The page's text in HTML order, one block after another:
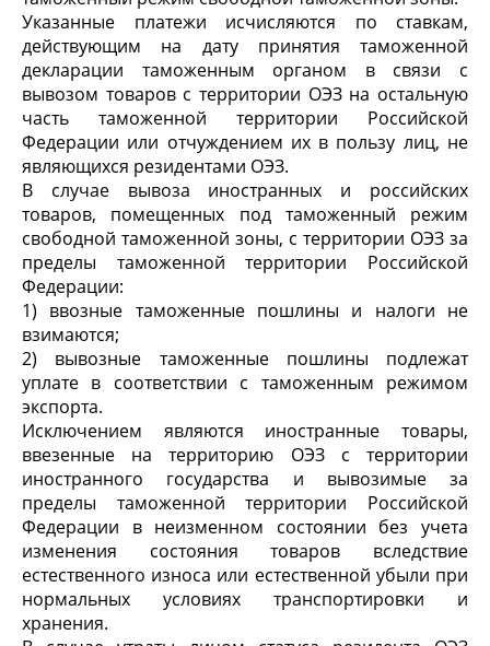
Указанные платежи исчисляются по ставкам,
действующим на дату принятия таможенной
декларации таможенным органом в связи с
вывозом товаров с территории ОЭЗ на остальную
часть таможенной территории Российской
Федерации или отчуждением их в пользу лиц, не
являющихся резидентами ОЭЗ.
В случае вывоза иностранных и российских
товаров, помещенных под таможенный режим
свободной таможенной зоны, с территории ОЭЗ за
пределы таможенной территории Российской
Федерации:
1) ввозные таможенные пошлины и налоги не
взимаются;
2) вывозные таможенные пошлины подлежат
уплате в соответствии с таможенным режимом
экспорта.
Исключением являются иностранные товары,
ввезенные на территорию ОЭЗ с территории
иностранного государства и вывозимые за
пределы таможенной территории Российской
Федерации в неизменном состоянии без учета
изменения состояния товаров вследствие
естественного износа или естественной убыли при
нормальных условиях транспортировки и
хранения.